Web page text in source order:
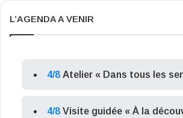
L’AGENDA A VENIR
4/8 Atelier « Dans tous les
4/8 Visite guidée « À la